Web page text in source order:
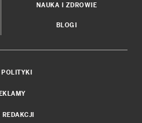
NAUKA I ZDROWIE
BLOGI
POLITYKI